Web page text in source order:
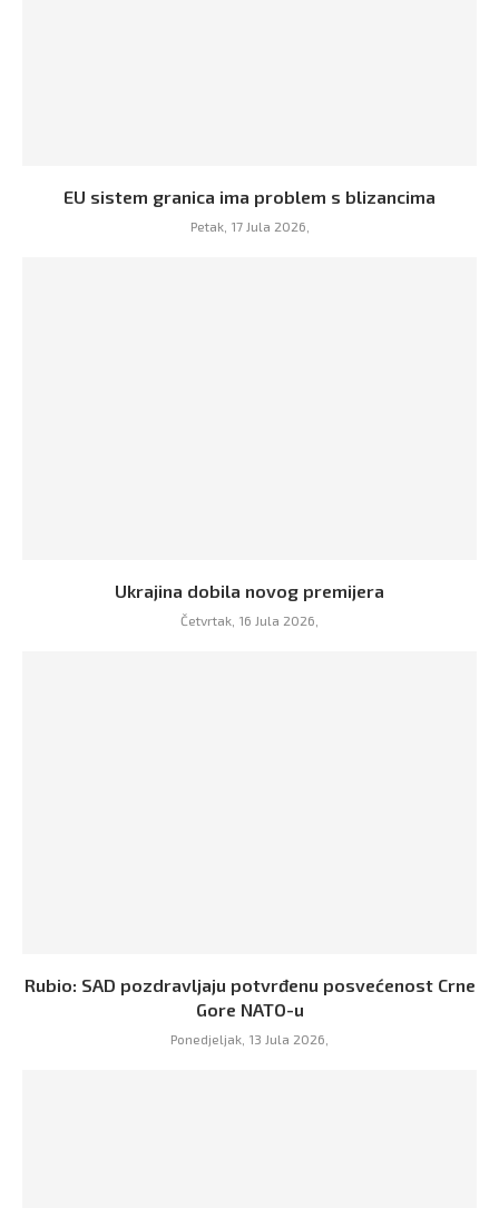
EU sistem granica ima problem s blizancima
Petak, 17 Jula 2026,
Ukrajina dobila novog premijera
Četvrtak, 16 Jula 2026,
Rubio: SAD pozdravljaju potvrđenu posvećenost Crne
Gore NATO-u
Ponedjeljak, 13 Jula 2026,